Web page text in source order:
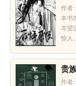
作者
本书
岑望
惊人
贵
作者